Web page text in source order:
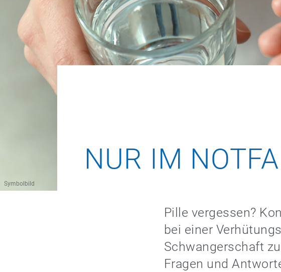
Symbolbild
NUR IM
Pille vergessen?
bei einer
Schwangerschaft
Fragen und